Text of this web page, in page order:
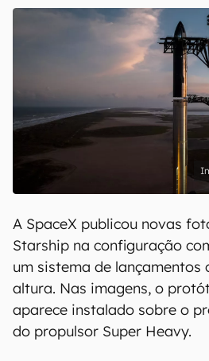
A SpaceX publicou novas
Starship na configuração
um sistema de lançamentos
altura. Nas imagens, o
aparece instalado sobre o
do propulsor Super Heavy.